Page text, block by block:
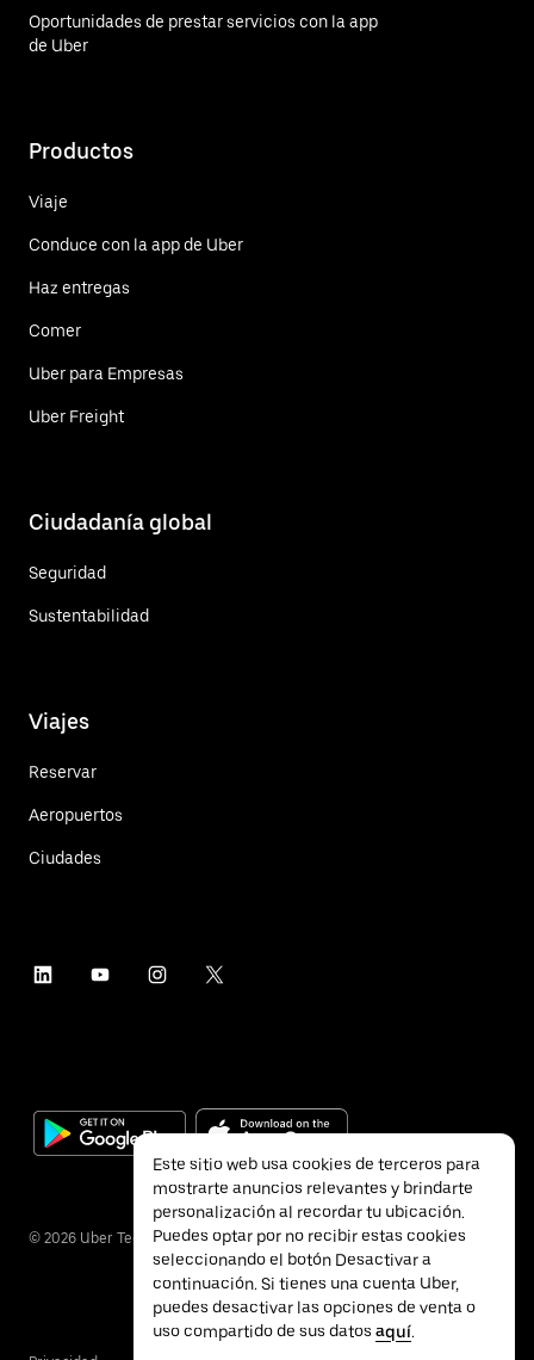
Oportunidades de prestar servicios con la app
de Uber
Productos
Viaje
Conduce con la app de Uber
Haz entregas
Comer
Uber para Empresas
Uber Freight
Ciudadanía global
Seguridad
Sustentabilidad
Viajes
Reservar
Aeropuertos
Ciudades
© 2026 Uber Technologies Inc.
Este sitio web usa cookies de terceros para
mostrarte anuncios relevantes y brindarte
personalización al recordar tu ubicación.
Puedes optar por no recibir estas cookies
seleccionando el botón Desactivar a
continuación. Si tienes una cuenta Uber,
puedes desactivar las opciones de venta o
uso compartido de sus datos aquí.